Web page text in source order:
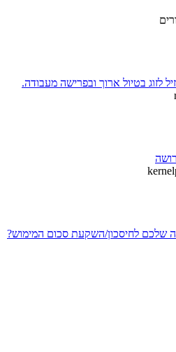
לזוג בטיול ארוך ובפרישה מעבודה.
שלכם לחיסכון/השקעת סכום המימוש?